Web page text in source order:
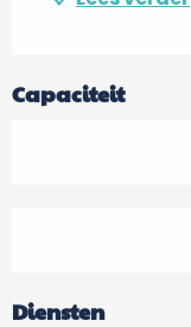
Capaciteit
Diensten